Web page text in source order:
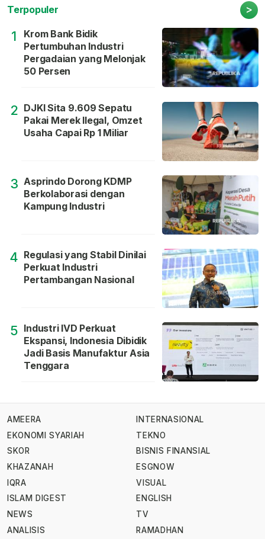
Terpopuler >
1
Krom Bank Bidik
Pertumbuhan Industri
Pergadaian yang Melonjak
50 Persen
2 DJKI Sita 9.609 Sepatu
Pakai Merek Ilegal, Omzet
Usaha Capai Rp 1 Miliar
3 Asprindo Dorong KDMP
Berkolaborasi dengan
Kampung Industri
4 Regulasi yang Stabil Dinilai
Perkuat Industri
Pertambangan Nasional
5 Industri IVD Perkuat
Ekspansi, Indonesia Dibidik
Jadi Basis Manufaktur Asia
Tenggara
AMEERA
EKONOMI SYARIAH
SKOR
KHAZANAH
IQRA
ISLAM DIGEST
NEWS
ANALISIS
INTERNASIONAL
TEKNO
BISNIS FINANSIAL
ESGNOW
VISUAL
ENGLISH
TV
RAMADHAN